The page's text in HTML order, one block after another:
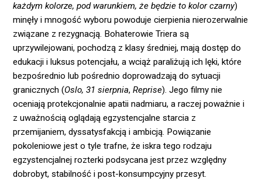
każdym kolorze, pod warunkiem, że będzie to kolor czarny)
minęły i mnogość wyboru powoduje cierpienia nierozerwalnie
związane z rezygnacją. Bohaterowie Triera są
uprzywilejowani, pochodzą z klasy średniej, mają dostęp do
edukacji i luksus potencjału, a wciąż paraliżują ich lęki, które
bezpośrednio lub pośrednio doprowadzają do sytuacji
granicznych (Oslo, 31 sierpnia, Reprise). Jego filmy nie
oceniają protekcjonalnie apatii nadmiaru, a raczej poważnie i
z uważnością oglądają egzystencjalne starcia z
przemijaniem, dyssatysfakcją i ambicją. Powiązanie
pokoleniowe jest o tyle trafne, że iskra tego rodzaju
egzystencjalnej rozterki podsycana jest przez względny
dobrobyt, stabilność i post-konsumpcyjny przesyt.